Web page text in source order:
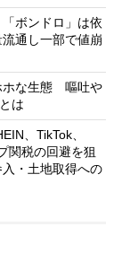
ボンドロ」は依
通し一部で値崩
ホな生態 嘔吐や
は
、TikTok、
関税の回避を狙
・土地取得への